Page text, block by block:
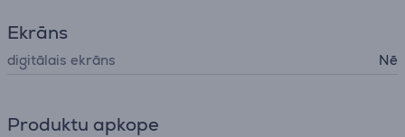
Ekrāns
digitālais ekrāns Nē
Produktu apkope